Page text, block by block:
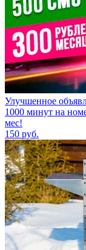
Улучшенное
1000 минут на
мес!
150 руб.